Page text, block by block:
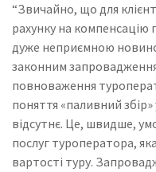
“Звичайно, що для
рахунку на
дуже неприємною
законним
повноваження
поняття «паливний
відсутнє. Це, швидше,
послуг туроператора,
вартості туру.